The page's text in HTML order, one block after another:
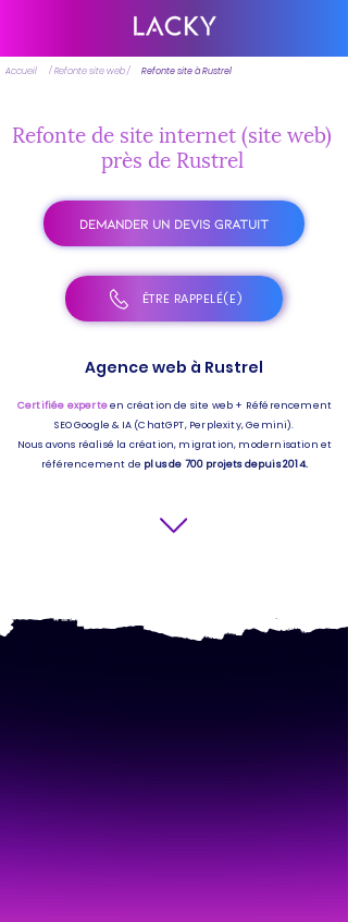
Accueil / Refonte site web / Refonte site à Rustrel
Refonte de site internet (site web)
près de Rustrel
DEMANDER UN DEVIS GRATUIT
ÊTRE RAPPELÉ(E)
Agence web à Rustrel
Certifiée experteen création de site web + Référencement
SEO Google & IA (ChatGPT, Perplexity, Gemini).
Nous avons réalisé la création, migration, modernisation et
référencement de plus de 700 projets depuis 2014.